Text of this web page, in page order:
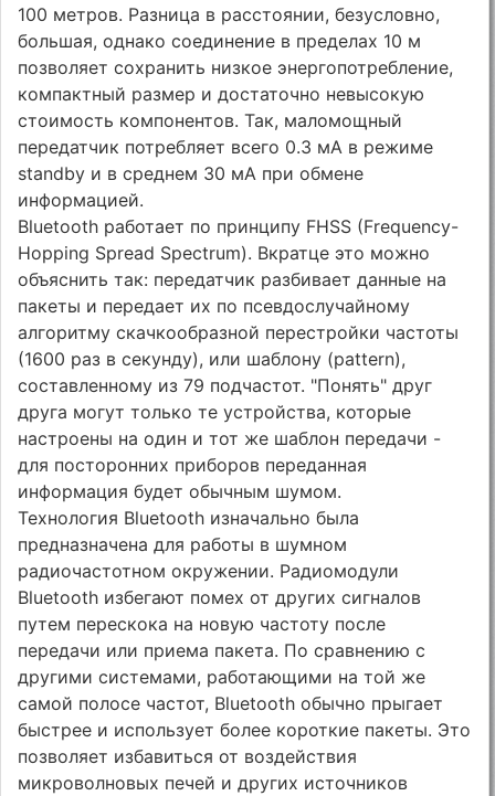
100 метров. Разница в расстоянии, безусловно,
большая, однако соединение в пределах 10 м
позволяет сохранить низкое энергопотребление,
компактный размер и достаточно невысокую
стоимость компонентов. Так, маломощный
передатчик потребляет всего 0.3 мА в режиме
standby и в среднем 30 мА при обмене
информацией.
Bluetooth работает по принципу FHSS (Frequency-
Hopping Spread Spectrum). Вкратце это можно
объяснить так: передатчик разбивает данные на
пакеты и передает их по псевдослучайному
алгоритму скачкообразной перестройки частоты
(1600 раз в секунду), или шаблону (pattern),
составленному из 79 подчастот. "Понять" друг
друга могут только те устройства, которые
настроены на один и тот же шаблон передачи -
для посторонних приборов переданная
информация будет обычным шумом.
Технология Bluetooth изначально была
предназначена для работы в шумном
радиочастотном окружении. Радиомодули
Bluetooth избегают помех от других сигналов
путем перескока на новую частоту после
передачи или приема пакета. По сравнению с
другими системами, работающими на той же
самой полосе частот, Bluetooth обычно прыгает
быстрее и использует более короткие пакеты. Это
позволяет избавиться от воздействия
микроволновых печей и других источников